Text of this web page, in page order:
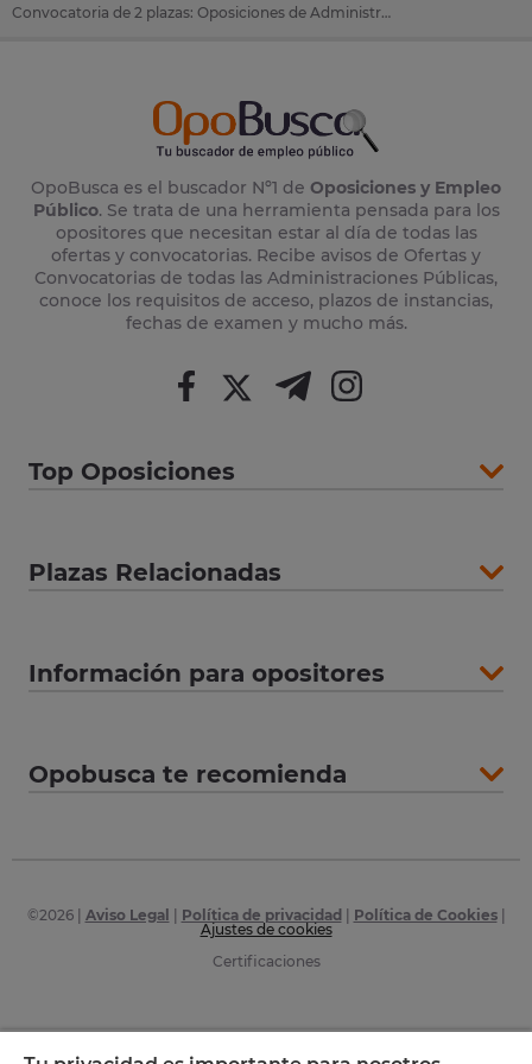
Convocatoria de 2 plazas: Oposiciones de Administrativo en Bolaños De Calatrava (Ciudad Real)
OpoBusca es el buscador Nº1 de Oposiciones y Empleo
Público. Se trata de una herramienta pensada para los
opositores que necesitan estar al día de todas las
ofertas y convocatorias. Recibe avisos de Ofertas y
Convocatorias de todas las Administraciones Públicas,
conoce los requisitos de acceso, plazos de instancias,
fechas de examen y mucho más.
Top Oposiciones
Plazas Relacionadas
Información para opositores
Opobusca te recomienda
©2026| Aviso Legal Política de privacidad Política de Cookies|
Ajustes de cookies
Certificaciones